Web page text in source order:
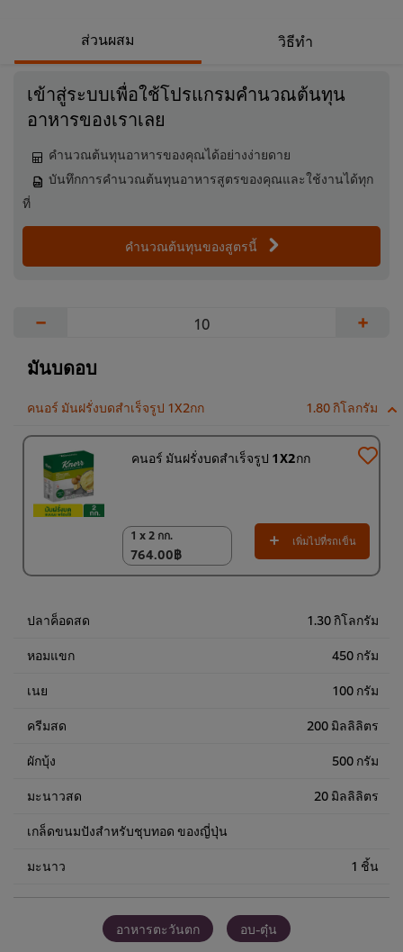
ส่วนผสม วิธีทำ
เข้าสู่ระบบเพื่อใช้โปรแกรมคำนวณต้นทุน
อาหารของเราเลย
คำนวณต้นทุนอาหารของคุณได้อย่างง่ายดาย
บันทึกการคำนวณต้นทุนอาหารสูตรของคุณและใช้งานได้ทุก
ที่
คำนวณต้นทุนของสูตรนี้
− +
มันบดอบ
คนอร์ มันฝรั่งบดสำเร็จรูป 1X2กก 1.80 กิโลกรัม
คนอร์ มันฝรั่งบดสำเร็จรูป 1X2กก
1 x 2 กก.
764.00฿
1 x 2 กก.
764.00฿
เพิ่มไปที่รถเข็น
ปลาค็อดสด 1.30 กิโลกรัม
หอมแขก 450 กรัม
เนย 100 กรัม
ครีมสด 200 มิลลิลิตร
ผักบุ้ง 500 กรัม
มะนาวสด 20 มิลลิลิตร
เกล็ดขนมปังสำหรับชุบทอด ของญี่ปุ่น
มะนาว 1 ชิ้น
อาหารตะวันตก อบ-ตุ๋น